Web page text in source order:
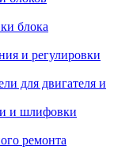
блока
и регулировки
для двигателя и
и шлифовки
ремонта